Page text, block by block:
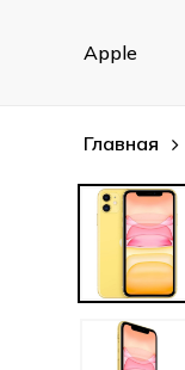
Apple
Главная